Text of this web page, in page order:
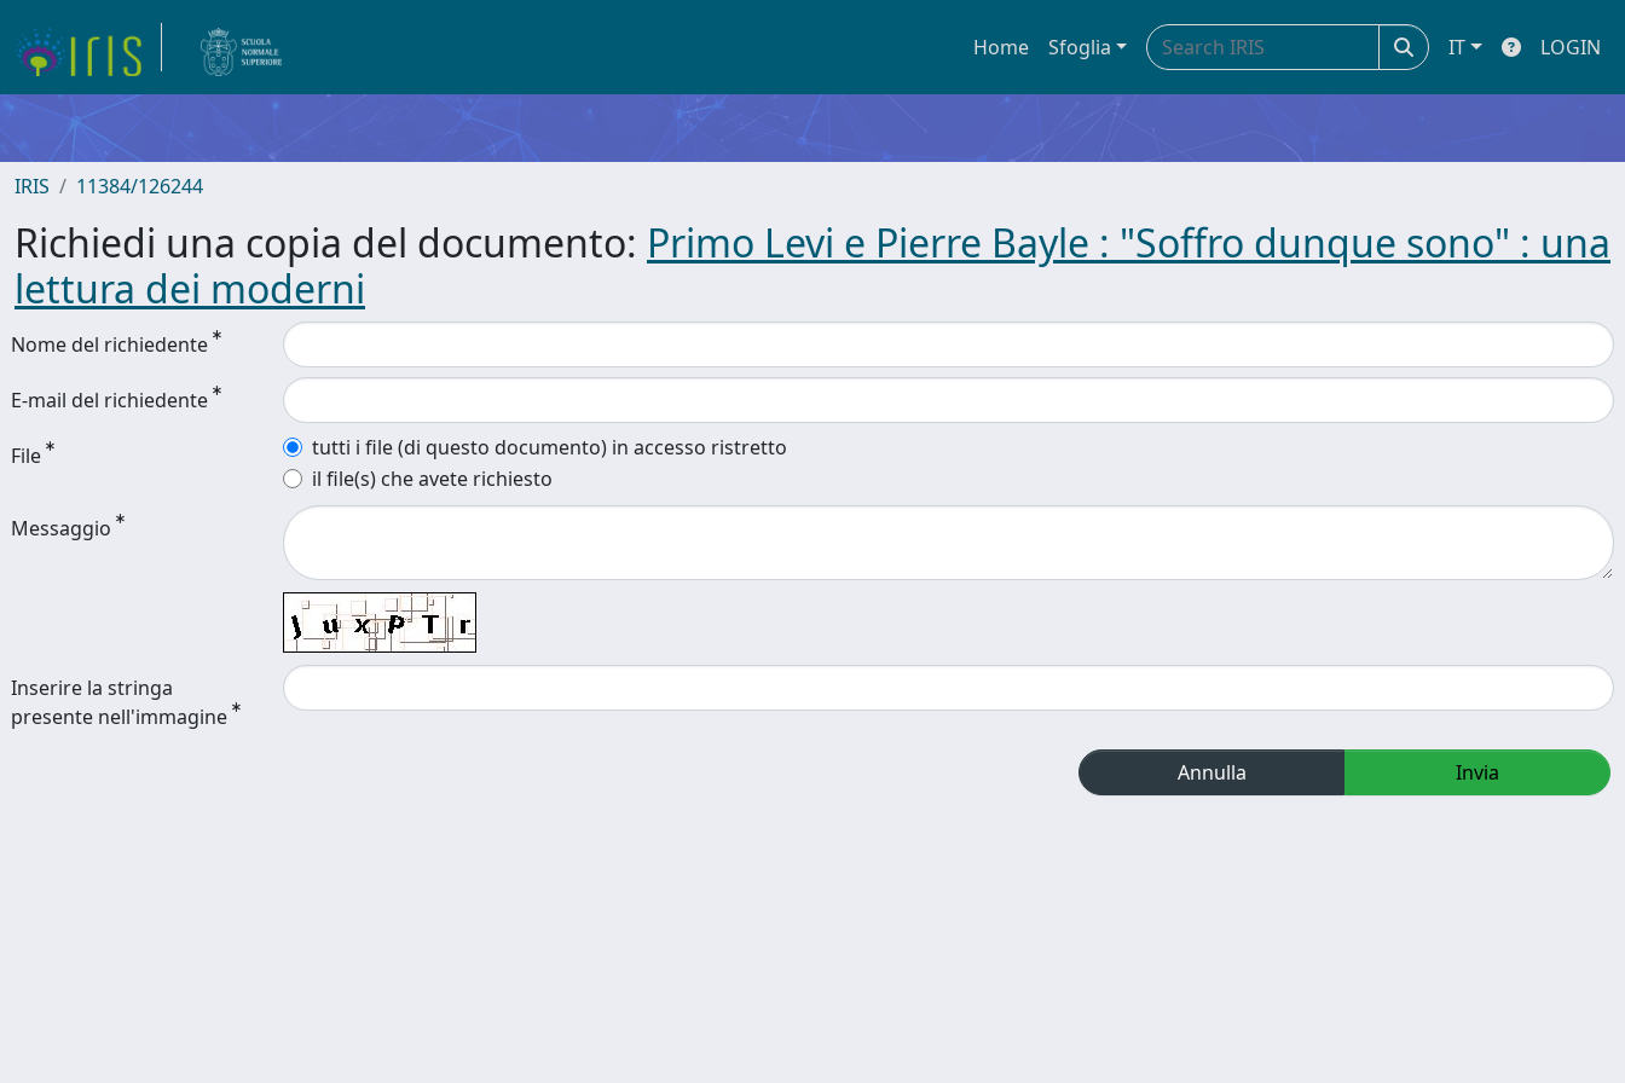
Home Sfoglia IT LOGIN
IRIS 11384/126244
Richiedi una copia del documento: Primo Levi e Pierre Bayle : "Soffro dunque sono" : una
lettura dei moderni
Nome del richiedente
E-mail del richiedente
File
tutti i file (di questo documento) in accesso ristretto
il file(s) che avete richiesto
Messaggio
Inserire la stringa
presente nell'immagine
Annulla Invia